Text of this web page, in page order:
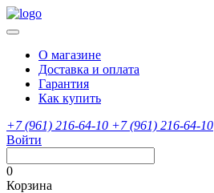
О магазине
Доставка и оплата
Гарантия
Как купить
+7 (961) 216-64-10 +7 (961) 216-64-10
Войти
0
Корзина